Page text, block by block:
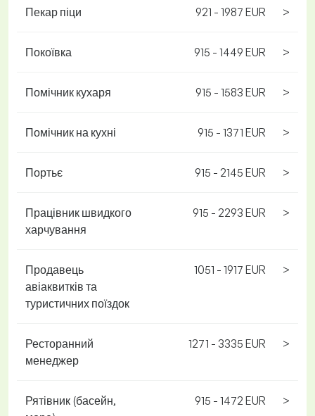
Пекар піци 921 - 1987 EUR >
Покоївка 915 - 1449 EUR >
Помічник кухаря 915 - 1583 EUR >
Помічник на кухні 915 - 1371 EUR >
Портьє 915 - 2145 EUR >
Працівник швидкого
харчування
915 - 2293 EUR >
Продавець
авіаквитків та
туристичних поїздок
1051 - 1917 EUR >
Ресторанний
менеджер
1271 - 3335 EUR >
Рятівник (басейн,
915 - 1472 EUR >